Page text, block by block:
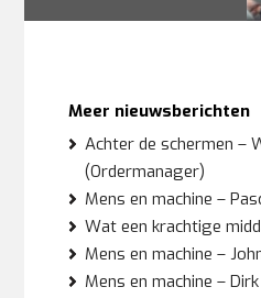
Meer nieuwsberichten
Achter de schermen –
(Ordermanager)
Mens en machine –
Wat een krachtige
Mens en machine –
Mens en machine – Dirk